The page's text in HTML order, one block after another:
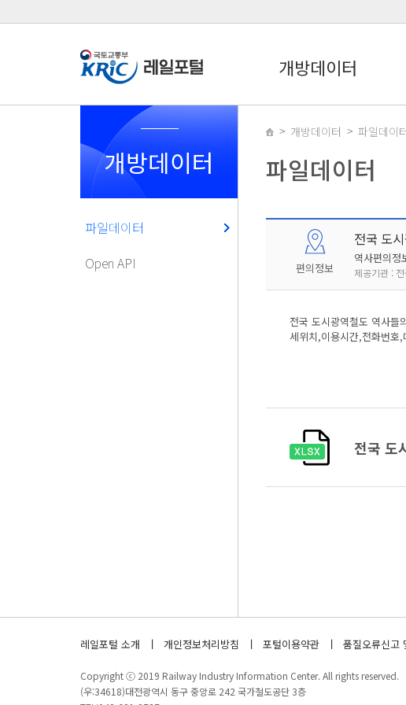
개방데이터
개방데이터
파일데이터
Open API
개방데이터 파일데이
파일데이터
편의정보
전국 도
역사편의정
제공기관 :
전국 도시광역철도 역사들
세위치,이용시간,전화번호
전국 도
레일포털 소개 개인정보처리방침 포털이용약관 품질오류신고
Copyright ⓒ 2019 Railway Industry Information Center. All rights reserved.
(우:34618)대전광역시 동구 중앙로 242 국가철도공단 3층